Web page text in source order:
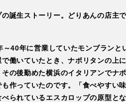
誕生ストーリー。どりあんの店主
40年に営業していたモンブラン
働いていたとき、ナポリタンの上
の後勤めた横浜のイタリアンでナ
作っていたのです。「食べやすい
られているエスカロップの原型とな